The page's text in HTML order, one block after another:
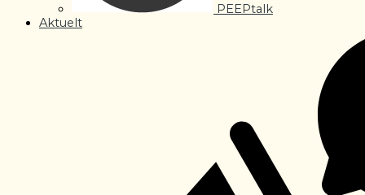
PEEPtalk
Aktuelt